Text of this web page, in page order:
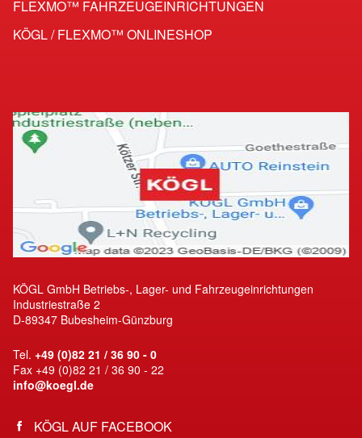
FLEXMO™ FAHRZEUG­EINRICHTUNGEN
KÖGL / FLEXMO™ ONLINESHOP
KÖGL GmbH Betriebs-, Lager- und Fahrzeugeinrichtungen
Industriestraße 2
D-89347 Bubesheim-Günzburg
Tel. +49 (0)82 21 / 36 90 - 0
Fax +49 (0)82 21 / 36 90 - 22
info@koegl.de
KÖGL AUF FACEBOOK